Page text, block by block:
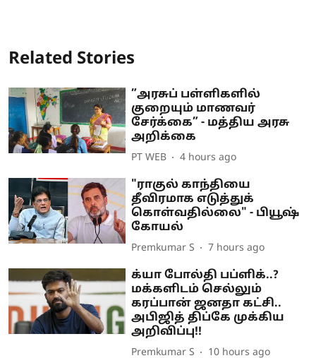
Related Stories
”அரசுப் பள்ளிகளில்
குறையும் மாணவர்
சேர்க்கை” - மத்திய அரசு
அறிக்கை
PT WEB 4 hours ago
"ராகுல் காந்தியை
தீவிரமாக எடுத்துக்
கொள்வதில்லை" - பியூஷ்
கோயல்
Premkumar S 7 hours ago
க்யா போல்தி பப்ளிக்..?
மக்களிடம் செல்லும்
கரப்பான் ஜனதா கட்சி..
அபிஜித் திப்கே முக்கிய
அறிவிப்பு!!
Premkumar S 10 hours ago